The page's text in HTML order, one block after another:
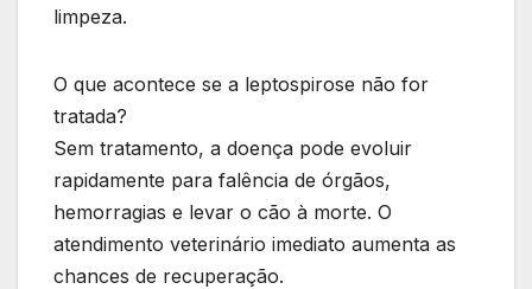
limpeza.
O que acontece se a leptospirose não for
tratada?
Sem tratamento, a doença pode evoluir
rapidamente para falência de órgãos,
hemorragias e levar o cão à morte. O
atendimento veterinário imediato aumenta as
chances de recuperação.